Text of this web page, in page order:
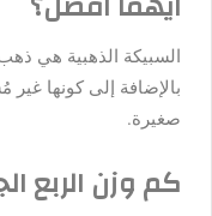
السبيكة الذهبية هي
بالإضافة إلى كونها
صغيرة.
كم وزن الربع